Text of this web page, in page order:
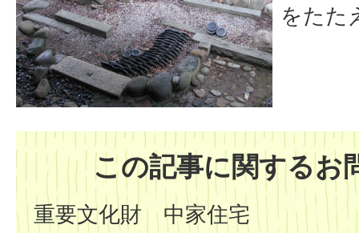
をたた
この記事に関するお
重要文化財 中家住宅